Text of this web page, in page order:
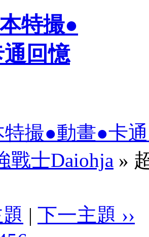
撮●動畫●卡
戰士Daiohja »
| 下一主題 ››